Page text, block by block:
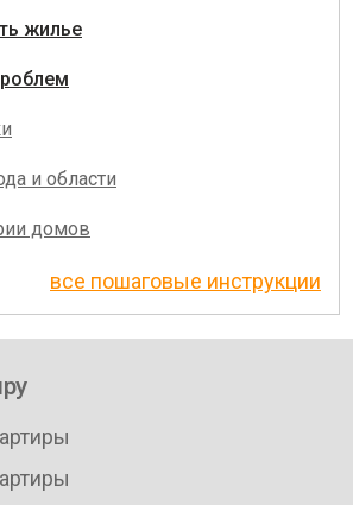
жилье
и области
домов
все пошаговые инструкции